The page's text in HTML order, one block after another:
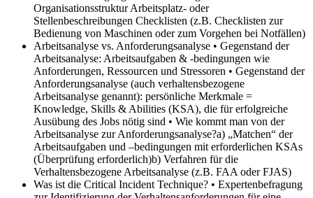
Organisationsstruktur Arbeitsplatz- oder
Stellenbeschreibungen Checklisten (z.B. Checklisten zur
Bedienung von Maschinen oder zum Vorgehen bei Notfällen)
Arbeitsanalyse vs. Anforderungsanalyse • Gegenstand der
Arbeitsanalyse: Arbeitsaufgaben & -bedingungen wie
Anforderungen, Ressourcen und Stressoren • Gegenstand der
Anforderungsanalyse (auch verhaltensbezogene
Arbeitsanalyse genannt): persönliche Merkmale =
Knowledge, Skills & Abilities (KSA), die für erfolgreiche
Ausübung des Jobs nötig sind • Wie kommt man von der
Arbeitsanalyse zur Anforderungsanalyse?a) „Matchen“ der
Arbeitsaufgaben und –bedingungen mit erforderlichen KSAs
(Überprüfung erforderlich)b) Verfahren für die
Verhaltensbezogene Arbeitsanalyse (z.B. FAA oder FJAS)
Was ist die Critical Incident Technique? • Expertenbefragung